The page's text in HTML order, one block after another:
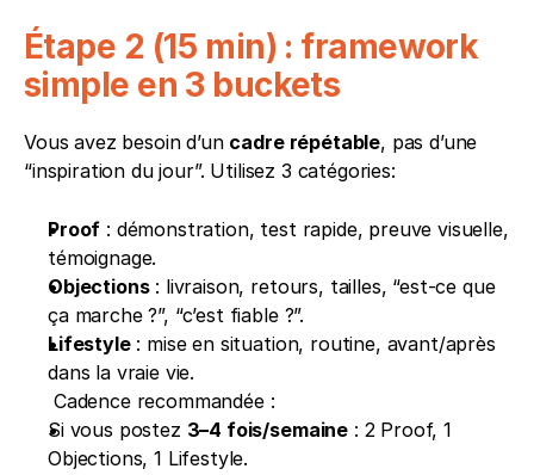
Étape 2 (15 min) : framework
simple en 3 buckets
Vous avez besoin d’un cadre répétable, pas d’une
“inspiration du jour”. Utilisez 3 catégories:
Proof : démonstration, test rapide, preuve visuelle,
témoignage.
Objections : livraison, retours, tailles, “est-ce que
ça marche ?”, “c’est fiable ?”.
Lifestyle : mise en situation, routine, avant/après
dans la vraie vie.
Cadence recommandée :
Si vous postez 3–4 fois/semaine : 2 Proof, 1
Objections, 1 Lifestyle.